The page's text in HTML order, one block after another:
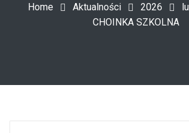
Home Aktualności 2026
CHOINKA SZKOLNA